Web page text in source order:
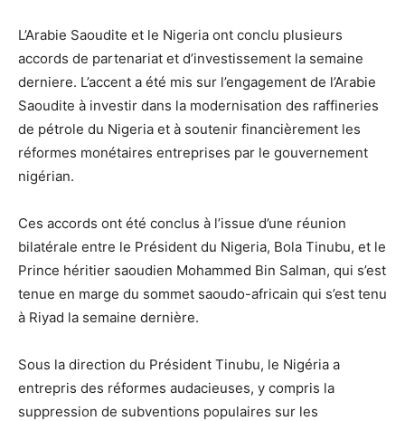
L’Arabie Saoudite et le Nigeria ont conclu plusieurs
accords de partenariat et d’investissement la semaine
derniere. L’accent a été mis sur l’engagement de l’Arabie
Saoudite à investir dans la modernisation des raffineries
de pétrole du Nigeria et à soutenir financièrement les
réformes monétaires entreprises par le gouvernement
nigérian.
Ces accords ont été conclus à l’issue d’une réunion
bilatérale entre le Président du Nigeria, Bola Tinubu, et le
Prince héritier saoudien Mohammed Bin Salman, qui s’est
tenue en marge du sommet saoudo-africain qui s’est tenu
à Riyad la semaine dernière.
Sous la direction du Président Tinubu, le Nigéria a
entrepris des réformes audacieuses, y compris la
suppression de subventions populaires sur les